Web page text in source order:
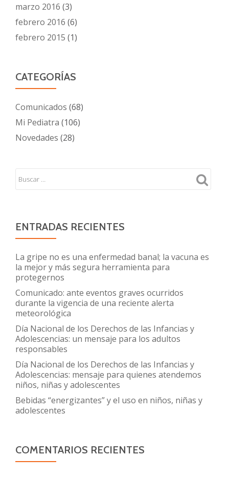
marzo 2016 (3)
febrero 2016 (6)
febrero 2015 (1)
CATEGORÍAS
Comunicados (68)
Mi Pediatra (106)
Novedades (28)
ENTRADAS RECIENTES
La gripe no es una enfermedad banal; la vacuna es
la mejor y más segura herramienta para
protegernos
Comunicado: ante eventos graves ocurridos
durante la vigencia de una reciente alerta
meteorológica
Día Nacional de los Derechos de las Infancias y
Adolescencias: un mensaje para los adultos
responsables
Día Nacional de los Derechos de las Infancias y
Adolescencias: mensaje para quienes atendemos
niños, niñas y adolescentes
Bebidas “energizantes” y el uso en niños, niñas y
adolescentes
COMENTARIOS RECIENTES